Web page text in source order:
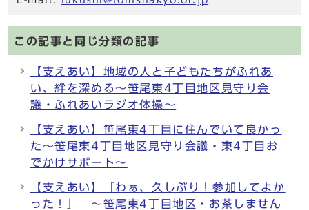
この記事と同じ分類の記事
【支えあい】地域の人と子どもたちがふれあ
い、絆を深める～笹尾東4丁目地区見守り会
議・ふれあいラジオ体操～
【支えあい】笹尾東4丁目に住んでいて良かっ
た～笹尾東4丁目地区見守り会議・東4丁目お
でかけサポート～
【支えあい】「わぁ、久しぶり！参加してよか
った！」 ～笹尾東4丁目地区・お茶しません